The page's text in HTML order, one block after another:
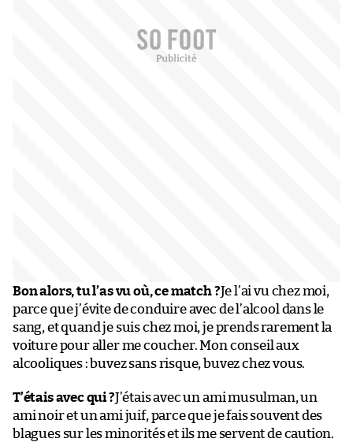
Bon alors, tu l’as vu où, ce match ?Je l’ai vu chez moi,
parce que j’évite de conduire avec de l’alcool dans le
sang, et quand je suis chez moi, je prends rarement la
voiture pour aller me coucher. Mon conseil aux
alcooliques : buvez sans risque, buvez chez vous.
T’étais avec qui ?J’étais avec un ami musulman, un
ami noir et un ami juif, parce que je fais souvent des
blagues sur les minorités et ils me servent de caution.